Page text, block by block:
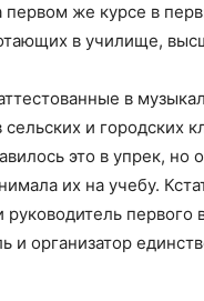
же курсе в
в училище,
в
сельских и
это в упрек,
их на учебу.
и организатор